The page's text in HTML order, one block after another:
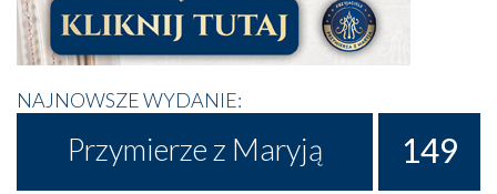
NAJNOWSZE WYDANIE:
Przymierze z Maryją 149